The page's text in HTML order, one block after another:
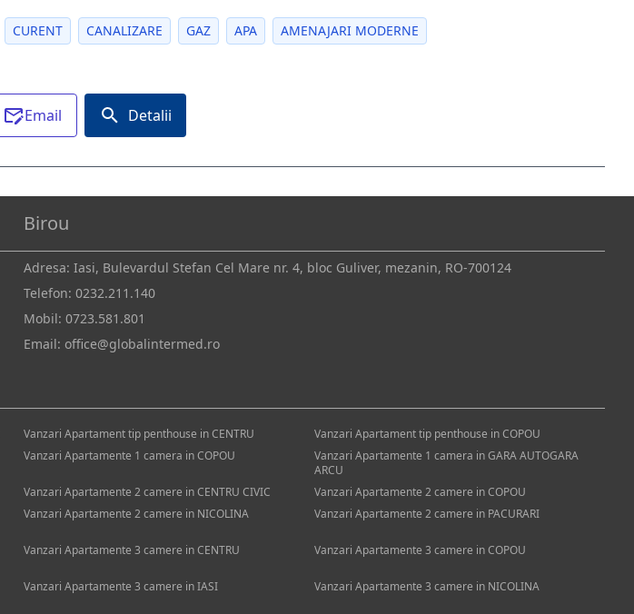
CURENT CANALIZARE GAZ APA AMENAJARI MODERNE
Email Detalii
Birou
Adresa: Iasi, Bulevardul Stefan Cel Mare nr. 4, bloc Guliver, mezanin, RO-700124
Telefon: 0232.211.140
Mobil: 0723.581.801
Email: office@globalintermed.ro
Vanzari Apartament tip penthouse in CENTRU
Vanzari Apartament tip penthouse in COPOU
Vanzari Apartamente 1 camera in COPOU
Vanzari Apartamente 1 camera in GARA AUTOGARA
ARCU
Vanzari Apartamente 2 camere in CENTRU CIVIC
Vanzari Apartamente 2 camere in COPOU
Vanzari Apartamente 2 camere in NICOLINA Vanzari Apartamente 2 camere in PACURARI
Vanzari Apartamente 3 camere in CENTRU Vanzari Apartamente 3 camere in COPOU
Vanzari Apartamente 3 camere in IASI Vanzari Apartamente 3 camere in NICOLINA